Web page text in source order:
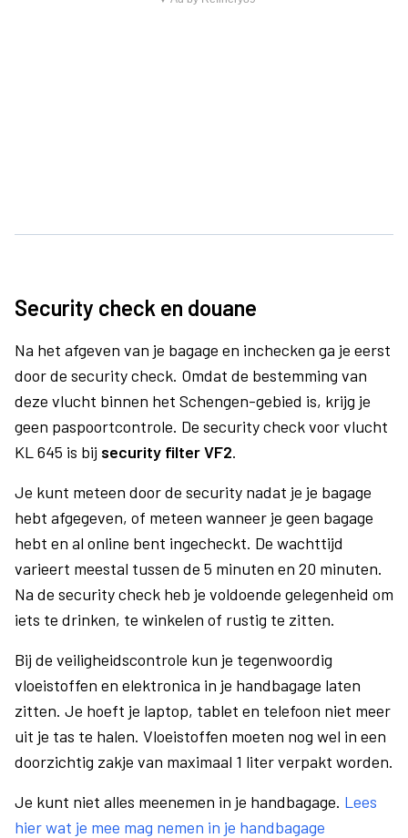
Security check en douane
Na het afgeven van je bagage en inchecken ga je eerst
door de security check. Omdat de bestemming van
deze vlucht binnen het Schengen-gebied is, krijg je
geen paspoortcontrole. De security check voor vlucht
KL 645 is bij security filter VF2.
Je kunt meteen door de security nadat je je bagage
hebt afgegeven, of meteen wanneer je geen bagage
hebt en al online bent ingecheckt. De wachttijd
varieert meestal tussen de 5 minuten en 20 minuten.
Na de security check heb je voldoende gelegenheid om
iets te drinken, te winkelen of rustig te zitten.
Bij de veiligheidscontrole kun je tegenwoordig
vloeistoffen en elektronica in je handbagage laten
zitten. Je hoeft je laptop, tablet en telefoon niet meer
uit je tas te halen. Vloeistoffen moeten nog wel in een
doorzichtig zakje van maximaal 1 liter verpakt worden.
Je kunt niet alles meenemen in je handbagage. Lees
hier wat je mee mag nemen in je handbagage